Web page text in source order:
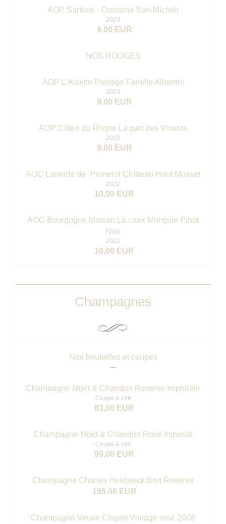
AOP Sartène - Domaine San Micheli
2023
9,00 EUR
NOS ROUGES
AOP L'Alzetto Prestige Famille Albertini
2023
9,00 EUR
AOP Côtes du Rhone La part des Vivants
2023
9,00 EUR
AOC Lalande de ¨Pomerol Château Haut Musset
2022
10,00 EUR
AOC Bourgogne Maison La croix Montjoie Pinot
Noir
2023
10,00 EUR
Champagnes
Nos bouteilles et coupes
Champagne Moët & Chandon Reserve Imperiale
Coupe à 16€
83,00 EUR
Champagne Moët & Chandon Rosé Imperial
Coupe à 18€
99,00 EUR
Champagne Charles Heidsieck Brut Reserve
195,00 EUR
Champagne Veuve Cliquot Vintage rosé 2008